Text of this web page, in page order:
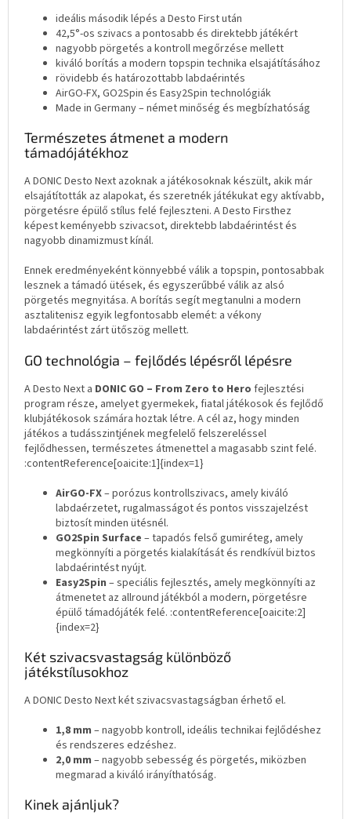
ideális második lépés a Desto First után
42,5°-os szivacs a pontosabb és direktebb játékért
nagyobb pörgetés a kontroll megőrzése mellett
kiváló borítás a modern topspin technika elsajátításához
rövidebb és határozottabb labdaérintés
AirGO-FX, GO2Spin és Easy2Spin technológiák
Made in Germany – német minőség és megbízhatóság
Természetes átmenet a modern
támadójátékhoz
A DONIC Desto Next azoknak a játékosoknak készült, akik már
elsajátították az alapokat, és szeretnék játékukat egy aktívabb,
pörgetésre épülő stílus felé fejleszteni. A Desto Firsthez
képest keményebb szivacsot, direktebb labdaérintést és
nagyobb dinamizmust kínál.
Ennek eredményeként könnyebbé válik a topspin, pontosabbak
lesznek a támadó ütések, és egyszerűbbé válik az alsó
pörgetés megnyitása. A borítás segít megtanulni a modern
asztalitenisz egyik legfontosabb elemét: a vékony
labdaérintést zárt ütőszög mellett.
GO technológia – fejlődés lépésről lépésre
A Desto Next a DONIC GO – From Zero to Hero fejlesztési
program része, amelyet gyermekek, fiatal játékosok és fejlődő
klubjátékosok számára hoztak létre. A cél az, hogy minden
játékos a tudásszintjének megfelelő felszereléssel
fejlődhessen, természetes átmenettel a magasabb szint felé.
:contentReference[oaicite:1]{index=1}
AirGO-FX– porózus kontrollszivacs, amely kiváló
labdaérzetet, rugalmasságot és pontos visszajelzést
biztosít minden ütésnél.
GO2Spin Surface – tapadós felső gumiréteg, amely
megkönnyíti a pörgetés kialakítását és rendkívül biztos
labdaérintést nyújt.
Easy2Spin – speciális fejlesztés, amely megkönnyíti az
átmenetet az allround játékból a modern, pörgetésre
épülő támadójáték felé. :contentReference[oaicite:2]
{index=2}
Két szivacsvastagság különböző
játékstílusokhoz
A DONIC Desto Next két szivacsvastagságban érhető el.
1,8 mm – nagyobb kontroll, ideális technikai fejlődéshez
és rendszeres edzéshez.
2,0 mm – nagyobb sebesség és pörgetés, miközben
megmarad a kiváló irányíthatóság.
Kinek ajánljuk?